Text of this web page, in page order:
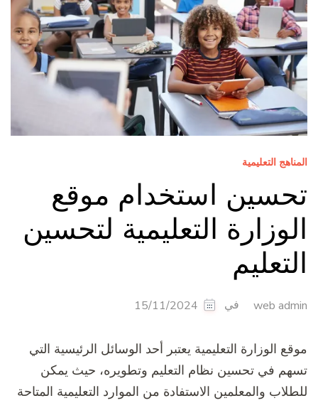
المناهج التعليمية
تحسين استخدام موقع
الوزارة التعليمية لتحسين
التعليم
web admin في 15/11/2024
موقع الوزارة التعليمية يعتبر أحد الوسائل الرئيسية التي
تسهم في تحسين نظام التعليم وتطويره، حيث يمكن
للطلاب والمعلمين الاستفادة من الموارد التعليمية المتاحة